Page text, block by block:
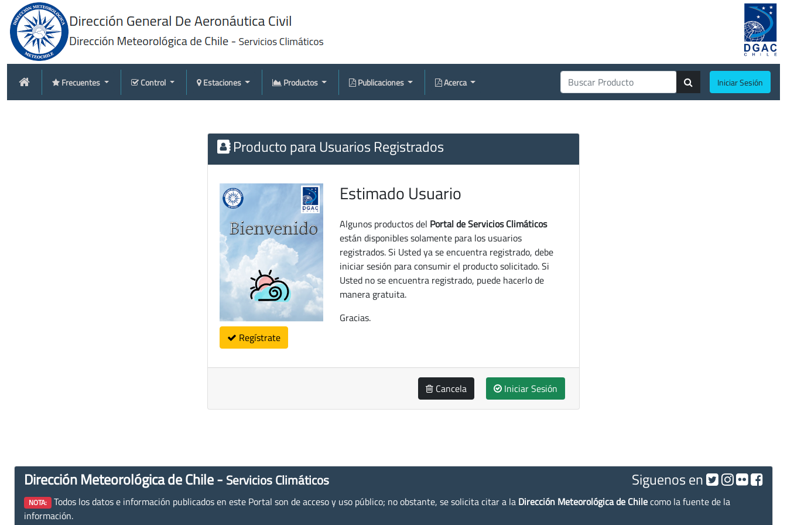
Frecuentes Control Estaciones Productos Publicaciones Acerca Iniciar Sesión
Producto para Usuarios Registrados
Regístrate
Estimado Usuario
Algunos productos del Portal de Servicios Climáticos
están disponibles solamente para los usuarios
registrados. Si Usted ya se encuentra registrado, debe
iniciar sesión para consumir el producto solicitado. Si
Usted no se encuentra registrado, puede hacerlo de
manera gratuita.
Gracias.
Cancela Iniciar Sesión
Dirección Meteorológica de Chile - Servicios Climáticos Siguenos en
NOTA: Todos los datos e información publicados en este Portal son de acceso y uso público; no obstante, se solicita citar a la Dirección Meteorológica de Chilecomo la fuente de la
información.